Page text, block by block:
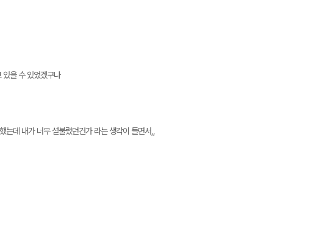
있을 수 있었겠구나
데 내가 너무 섣불렀던건가 라는 생각이 들면서,,